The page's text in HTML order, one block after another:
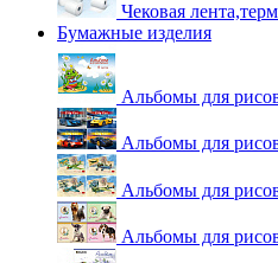
Чековая
Бумажные изделия
Альбомы для
Альбомы для
Альбомы для
Альбомы для